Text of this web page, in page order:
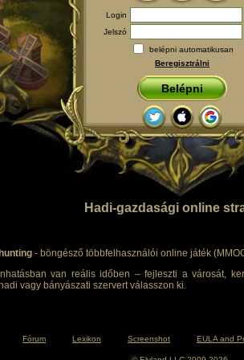
Login
Jelszó
belépni automatikusan
Beregisztrálni
Belépni
Hadi-gazdasági online
- böngésző többfelhasználói online játék
van reális időben – fejleszti a városát,
vagy bányászati szervert válasszon ki.
Fórum Lexikon Screenshot EULA and